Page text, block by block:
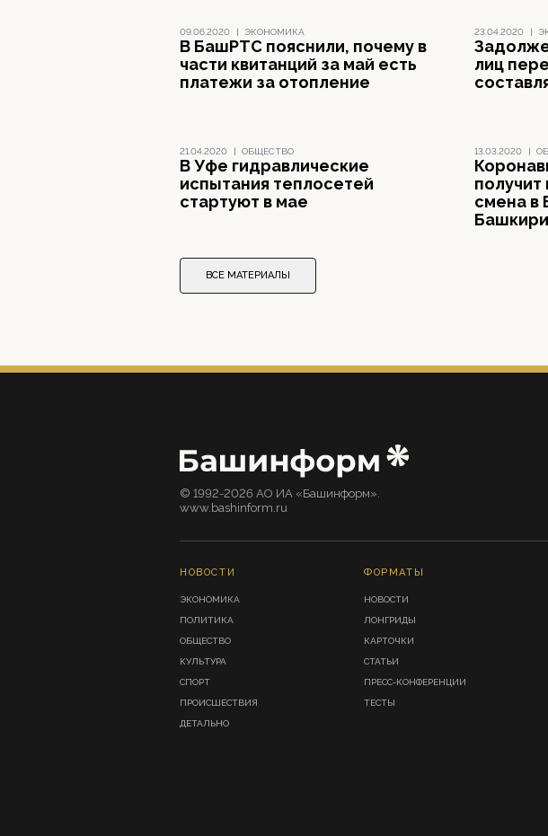
09.06.2020 | ЭКОНОМИКА
В БашРТС пояснили, почему в
части квитанций за май есть
платежи за отопление
23.04.2020 |
лиц
21.04.2020 | ОБЩЕСТВО
В Уфе гидравлические
испытания теплосетей
стартуют в мае
13.03.2020 |
получит
смена в
ВСЕ МАТЕРИАЛЫ
© 1992-2026 АО ИА «Башинформ».
www.bashinform.ru
НОВОСТИ
ЭКОНОМИКА
ПОЛИТИКА
ОБЩЕСТВО
КУЛЬТУРА
СПОРТ
ПРОИСШЕСТВИЯ
ДЕТАЛЬНО
ФОРМАТЫ
НОВОСТИ
ЛОНГРИДЫ
КАРТОЧКИ
СТАТЬИ
ПРЕСС-КОНФЕРЕНЦИИ
ТЕСТЫ